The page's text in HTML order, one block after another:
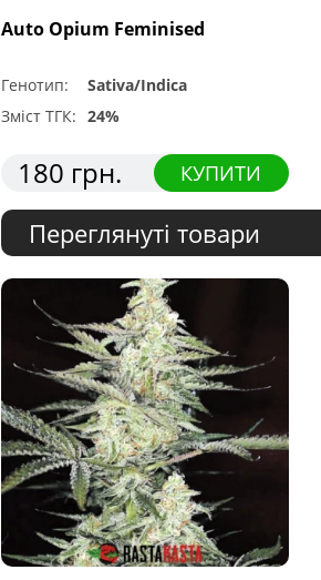
Auto Opium Feminised
Генотип:
Sativa/Indica
Зміст ТГК: 24%
180 грн. КУПИТИ
Переглянуті товари